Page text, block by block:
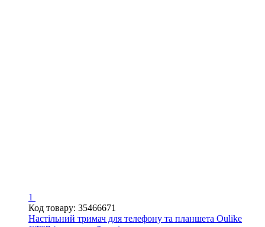
1
Код товару: 35466671
Настільний тримач для телефону та планшета Oulike